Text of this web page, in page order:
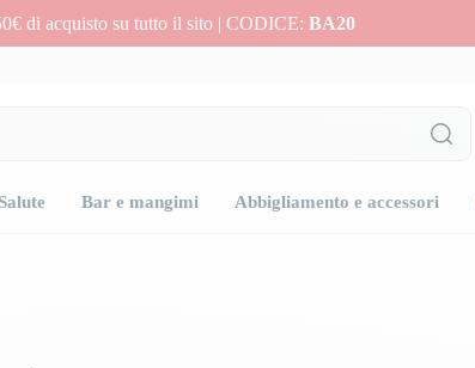
di acquisto su tutto il sito | CODICE: BA20
Salute Bar e mangimi Abbigliamento e accessori